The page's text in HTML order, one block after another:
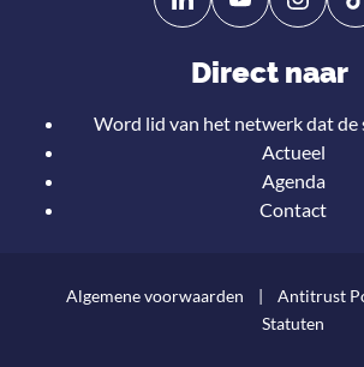
ons
Linkedin
ons
YouTube
Direct naar
Word lid van het netwerk dat
Actueel
Agenda
Contact
Algemene voorwaarden Antitrust
Statuten